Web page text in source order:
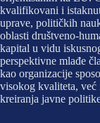
kvalifikovani i
uprave, političkih
oblasti društveno-
kapital u vidu
perspektivne mlađe
kao organizacije
visokog kvaliteta, već
kreiranja javne